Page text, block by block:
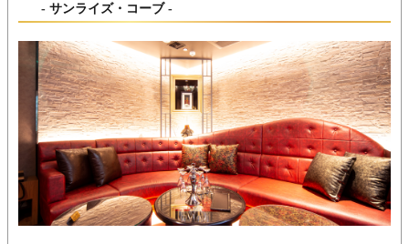
- サンライズ・コーブ -